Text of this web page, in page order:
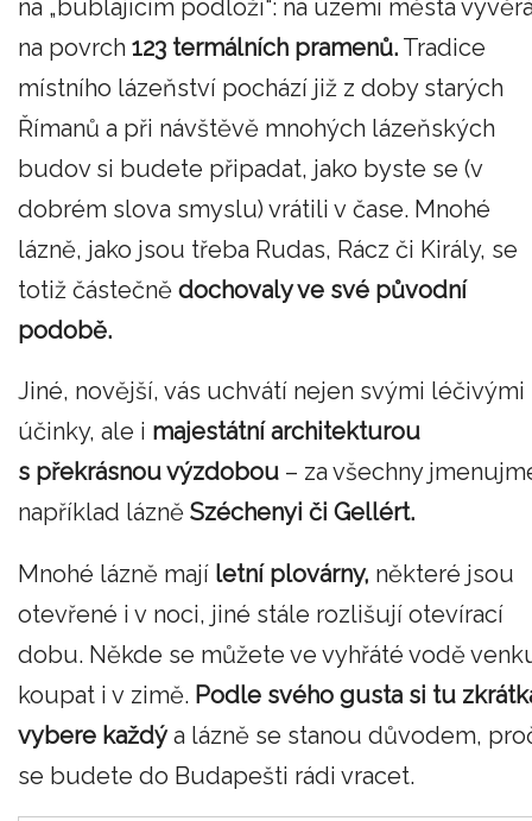
na „bublajícím podloží“: na území města
na povrch 123 termálních pramenů. Tradice
místního lázeňství pochází již z doby starých
Římanů a při návštěvě mnohých lázeňských
budov si budete připadat, jako byste se (v
dobrém slova smyslu) vrátili v čase. Mnohé
lázně, jako jsou třeba Rudas, Rácz či Király, se
totiž částečně dochovaly ve své původní
podobě.
Jiné, novější, vás uchvátí nejen svými léčivými
účinky, ale i majestátní architekturou
s překrásnou výzdobou – za všechny
například lázně Széchenyi či Gellért.
Mnohé lázně mají letní plovárny, některé jsou
otevřené i v noci, jiné stále rozlišují otevírací
dobu. Někde se můžete ve vyhřáté vodě
koupat i v zimě. Podle svého gusta si tu
vybere každýa lázně se stanou důvodem,
se budete do Budapešti rádi vracet.